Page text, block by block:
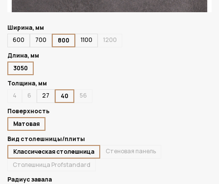
Ширина, мм
600
700 800 1100
1200
Длина, мм
3050
Толщина, мм
4
6 27 40
56
Поверхность
Матовая
Вид столешницы/плиты
Классическая столешница
Стеновая панель
Столешница Profstandard
Радиус завала